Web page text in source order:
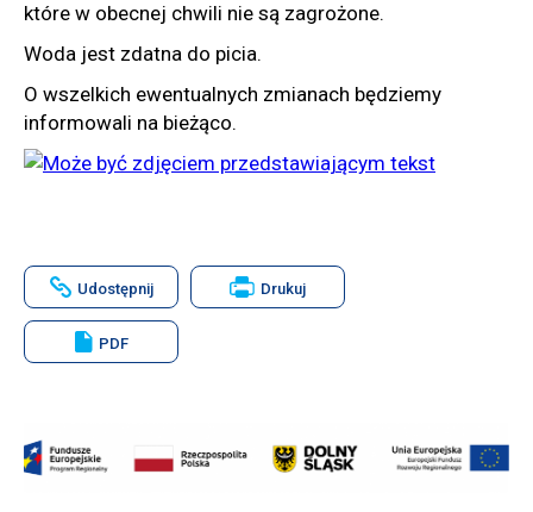
które w obecnej chwili nie są zagrożone.
Woda jest zdatna do picia.
O wszelkich ewentualnych zmianach będziemy
informowali na bieżąco.
Udostępnij
Will
open
Drukuj
PDF
Will
open
in